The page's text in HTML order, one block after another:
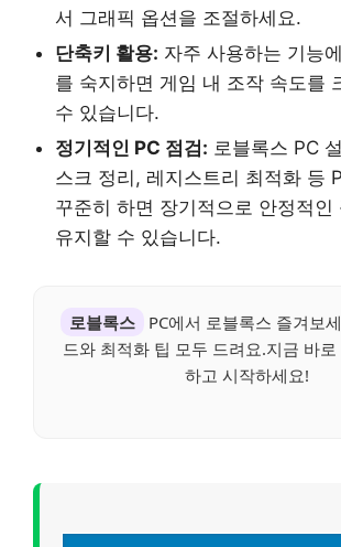
서 그래픽 옵션을 조절하세요.
단축키 활용: 자주 사용하는 기능
를 숙지하면 게임 내 조작 속도를
수 있습니다.
정기적인 PC 점검: 로블록스 PC
스크 정리, 레지스트리 최적화 등
꾸준히 하면 장기적으로 안정적인
유지할 수 있습니다.
로블록스
PC에서 로블록스 즐겨보
드와 최적화 팁 모두 드려요.지금 바로
하고 시작하세요!